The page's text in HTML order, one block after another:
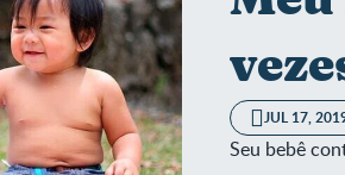
JUL 17,
Seu bebê